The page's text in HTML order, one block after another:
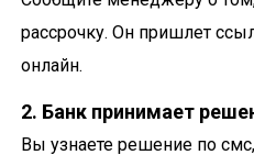
рассрочку. Он пришлет
онлайн.
2. Банк принимает
Вы узнаете решение по